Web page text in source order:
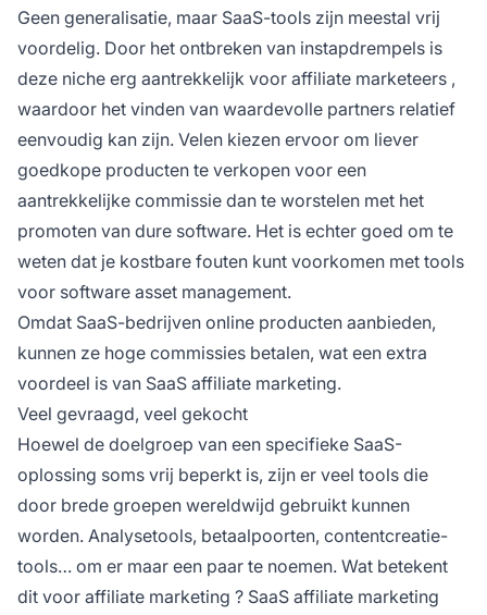
Geen generalisatie, maar SaaS-tools zijn meestal vrij
voordelig. Door het ontbreken van instapdrempels is
deze niche erg aantrekkelijk voor affiliate marketeers ,
waardoor het vinden van waardevolle partners relatief
eenvoudig kan zijn. Velen kiezen ervoor om liever
goedkope producten te verkopen voor een
aantrekkelijke commissie dan te worstelen met het
promoten van dure software. Het is echter goed om te
weten dat je kostbare fouten kunt voorkomen met tools
voor software asset management.
Omdat SaaS-bedrijven online producten aanbieden,
kunnen ze hoge commissies betalen, wat een extra
voordeel is van SaaS affiliate marketing.
Veel gevraagd, veel gekocht
Hoewel de doelgroep van een specifieke SaaS-
oplossing soms vrij beperkt is, zijn er veel tools die
door brede groepen wereldwijd gebruikt kunnen
worden. Analysetools, betaalpoorten, contentcreatie-
tools… om er maar een paar te noemen. Wat betekent
dit voor affiliate marketing ? SaaS affiliate marketing